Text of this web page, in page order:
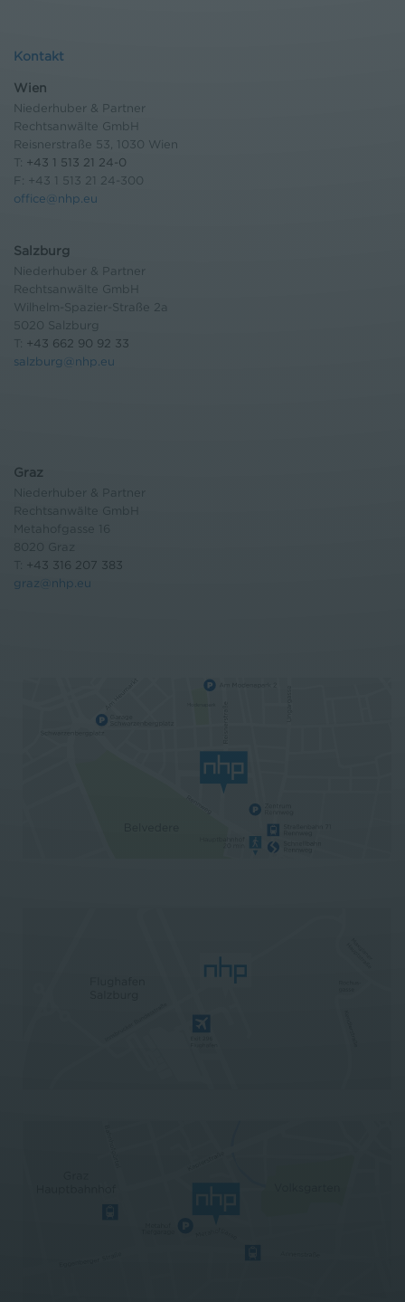
Kontakt
Wien
Niederhuber & Partner
Rechtsanwälte GmbH
Reisnerstraße 53, 1030 Wien
T: +43 1 513 21 24-0
F: +43 1 513 21 24-300
office@nhp.eu
Salzburg
Niederhuber & Partner
Rechtsanwälte GmbH
Wilhelm-Spazier-Straße 2a
5020 Salzburg
+43 662 90 92 33
salzburg@nhp.eu
Graz
Niederhuber & Partner
Rechtsanwälte GmbH
Metahofgasse 16
8020 Graz
+43 316 207 383
graz@nhp.eu